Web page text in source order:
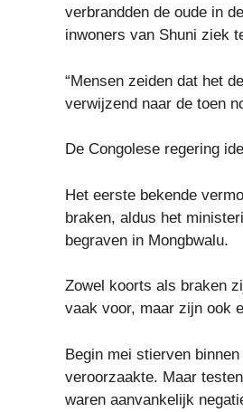
verbrandden de oude in
inwoners van Shuni ziek
“Mensen zeiden dat het
verwijzend naar de toen
De Congolese regering
Het eerste bekende
braken, aldus het
begraven in Mongbwalu.
Zowel koorts als braken
vaak voor, maar zijn ook
Begin mei stierven
veroorzaakte. Maar
waren aanvankelijk